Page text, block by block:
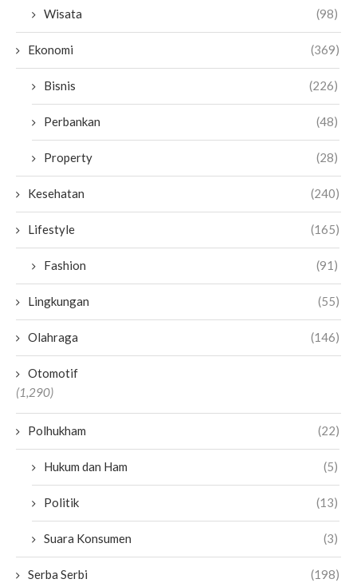
Wisata (98)
Ekonomi (369)
Bisnis (226)
Perbankan (48)
Property (28)
Kesehatan (240)
Lifestyle (165)
Fashion (91)
Lingkungan (55)
Olahraga (146)
Otomotif
(1,290)
Polhukham (22)
Hukum dan Ham (5)
Politik (13)
Suara Konsumen (3)
Serba Serbi (198)